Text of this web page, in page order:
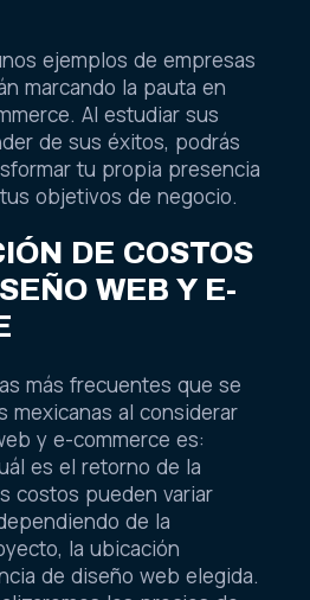
ejemplos de empresas
marcando la pauta en
Al estudiar sus
de sus éxitos, podrás
tu propia presencia
objetivos de negocio.
DE COSTOS
WEB Y E-
más frecuentes que se
mexicanas al considerar
y e-commerce es:
es el retorno de la
costos pueden variar
de la
la ubicación
de diseño web elegida.